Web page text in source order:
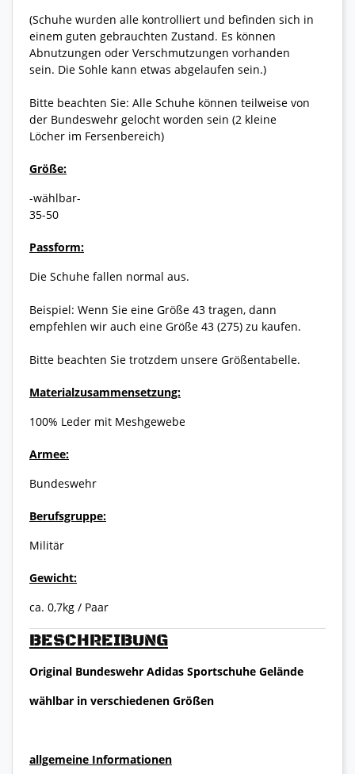
BESCHREIBUNG
Original Bundeswehr Adidas Sportschuhe Gelände
wählbar in verschiedenen Größen
allgemeine Informationen
(Schuhe wurden alle kontrolliert und befinden sich in
einem guten gebrauchten Zustand. Es können
Abnutzungen oder Verschmutzungen vorhanden
sein. Die Sohle kann etwas abgelaufen sein.)
Bitte beachten Sie: Alle Schuhe können teilweise von
der Bundeswehr gelocht worden sein (2 kleine
Löcher im Fersenbereich)
Größe:
-wählbar-
35-50
Passform:
Die Schuhe fallen normal aus.
Beispiel: Wenn Sie eine Größe 43 tragen, dann
empfehlen wir auch eine Größe 43 (275) zu kaufen.
Bitte beachten Sie trotzdem unsere Größentabelle.
Materialzusammensetzung:
100% Leder mit Meshgewebe
Armee:
Bundeswehr
Berufsgruppe:
Militär
Gewicht:
ca. 0,7kg / Paar